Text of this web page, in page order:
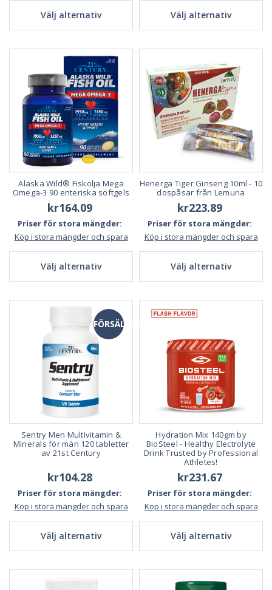
Välj alternativ Välj alternativ
Alaska Wild® Fiskolja Mega
Omega-3 90 enteriska softgels
kr164.09
Priser för stora mängder:
Köp i stora mängder och spara
Välj alternativ
Henerga Tiger Ginseng 10ml - 10
dospåsar från Lemuria
kr223.89
Priser för stora mängder:
Köp i stora mängder och spara
Välj alternativ
FÖRSÄLJNING
Sentry Men Multivitamin &
Minerals för män 120 tabletter
av 21st Century
kr104.28
Priser för stora mängder:
Köp i stora mängder och spara
Välj alternativ
Hydration Mix 140gm by
BioSteel - Healthy Electrolyte
Drink Trusted by Professional
Athletes!
kr231.67
Priser för stora mängder:
Köp i stora mängder och spara
Välj alternativ